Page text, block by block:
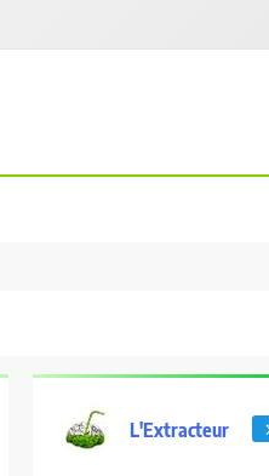
L'Extracteur